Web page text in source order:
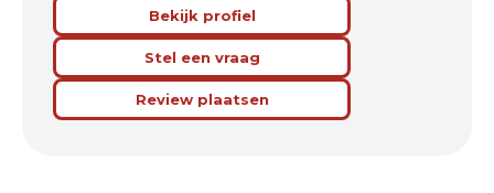
Bekijk profiel
Stel een vraag
Review plaatsen